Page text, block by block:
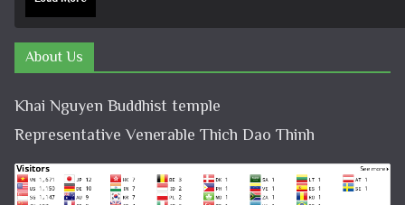
About Us
Khai Nguyen Buddhist temple
Representative Venerable Thich Dao Thinh